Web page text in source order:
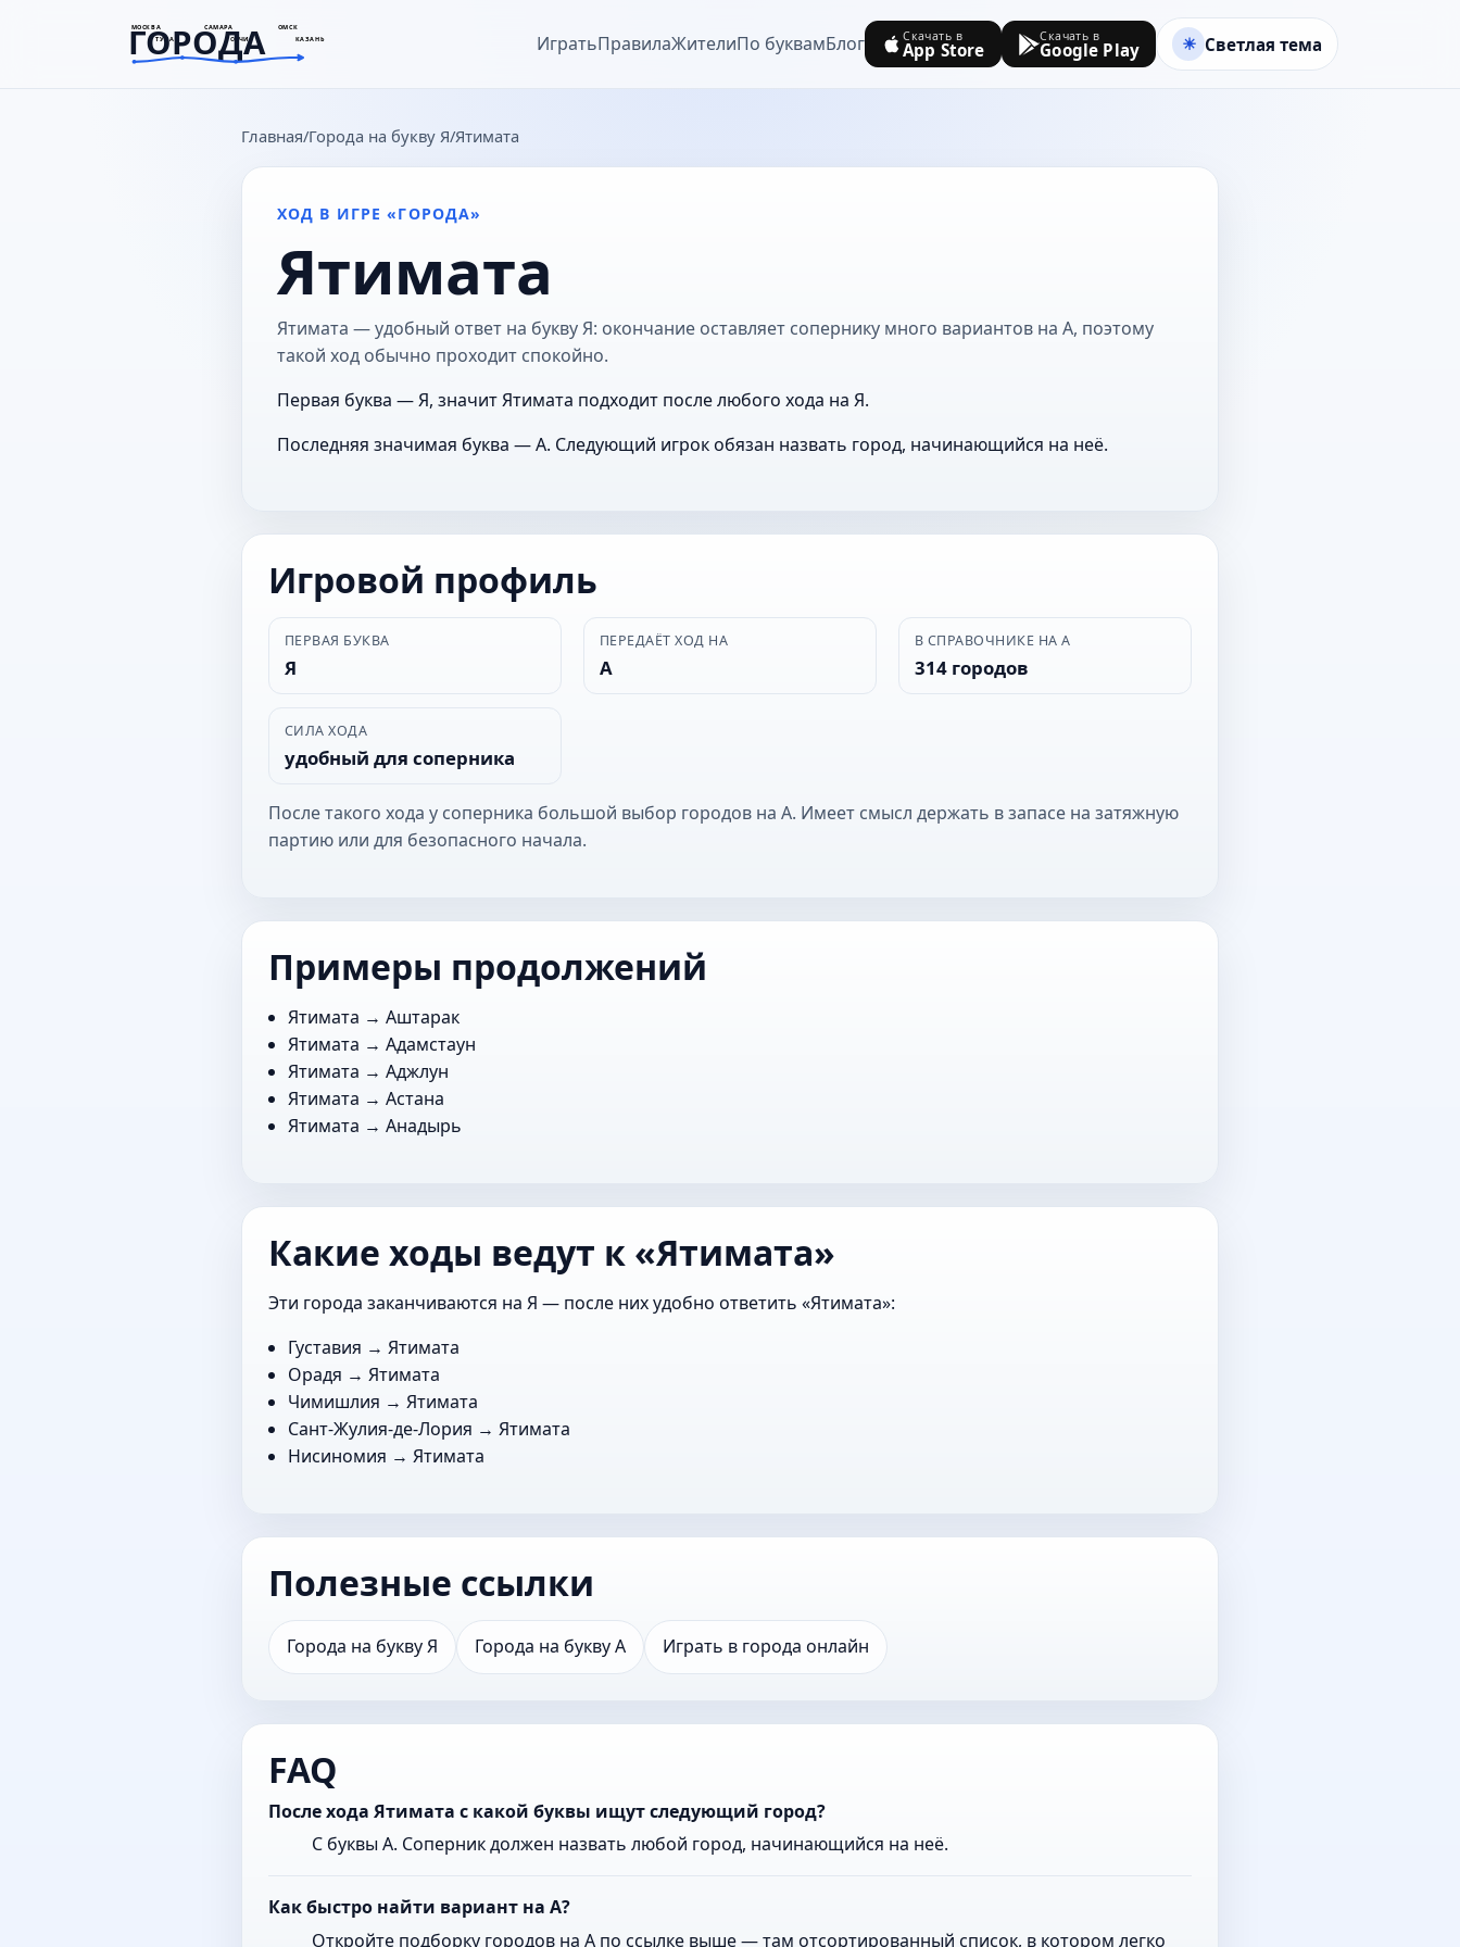
МОСКВА САМАРА ОМСК
ТУЛА СОЧИ КАЗАНЬ
ГОРОДА
goroda-na.ru ИгратьПравилаЖителиПо буквамБлог Скачать в
App Store
Скачать в
Google Play Светлая тема
Главная Города на букву Я Ятимата
ХОД В ИГРЕ «ГОРОДА»
Ятимата
Ятимата — удобный ответ на букву Я: окончание оставляет сопернику много вариантов на А, поэтому
такой ход обычно проходит спокойно.
Первая буква — Я, значит Ятимата подходит после любого хода на Я.
Последняя значимая буква — А. Следующий игрок обязан назвать город, начинающийся на неё.
Игровой профиль
ПЕРВАЯ БУКВА
Я
ПЕРЕДАЁТ ХОД НА
А
В СПРАВОЧНИКЕ НА А
314 городов
СИЛА ХОДА
удобный для соперника
После такого хода у соперника большой выбор городов на А. Имеет смысл держать в запасе на затяжную
партию или для безопасного начала.
Примеры продолжений
Ятимата →Аштарак
Ятимата →Адамстаун
Ятимата →Аджлун
Ятимата →Астана
Ятимата →Анадырь
Какие ходы ведут к «Ятимата»
Эти города заканчиваются на Я — после них удобно ответить «Ятимата»:
Густавия → Ятимата
Орадя → Ятимата
Чимишлия → Ятимата
Сант-Жулия-де-Лория → Ятимата
Нисиномия → Ятимата
Полезные ссылки
Города на букву Я Города на букву А Играть в города онлайн
FAQ
После хода Ятимата с какой буквы ищут следующий город?
С буквы А. Соперник должен назвать любой город, начинающийся на неё.
Как быстро найти вариант на А?
Откройте подборку городов на А по ссылке выше — там отсортированный список, в котором легко